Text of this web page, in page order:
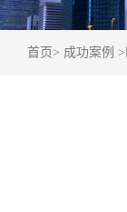
首页> 成功案例 >